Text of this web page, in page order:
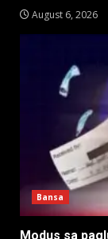
August 6, 2026
Bansa
Modus sa